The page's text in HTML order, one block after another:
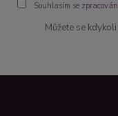
Souhlasím se
Můžete se